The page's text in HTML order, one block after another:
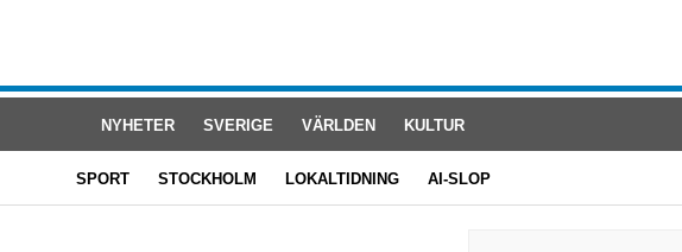
NYHETER SVERIGE VÄRLDEN KULTUR
SPORT STOCKHOLM LOKALTIDNING AI-SLOP